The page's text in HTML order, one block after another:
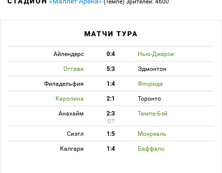
(Темпе) Зрителей: 4600
МАТЧИ ТУРА
Айлендерс 0:4 Нью-Джерси
Оттава 5:3 Эдмонтон
Филадельфия 1:4 Флорида
Каролина 2:1 Торонто
Анахайм 2:3 Тампа-Бэй
ОТ
Сиэтл 1:5 Монреаль
Калгари 1:4 Баффало